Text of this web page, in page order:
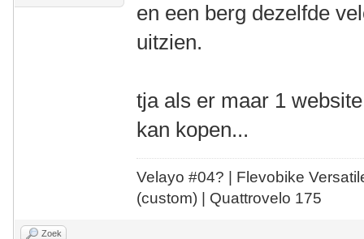
en een berg dezelfde
uitzien.
tja als er maar 1
kan kopen...
Velayo #04? | Flevobike
(custom) | Quattrovelo 175
Zoek